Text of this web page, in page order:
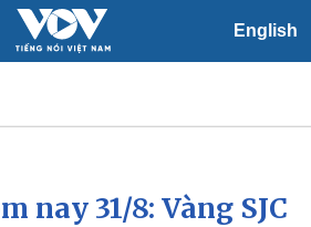
English
Xã hội
nay 31/8: Vàng SJC